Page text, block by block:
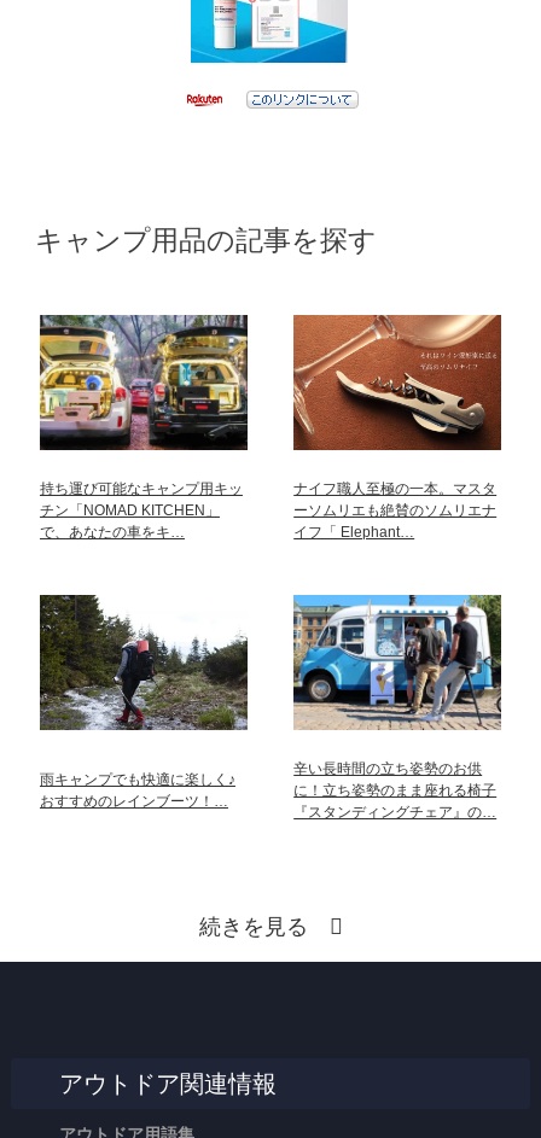
キャンプ用品の記事を探す
持ち運び可能なキャンプ用キッ
チン「NOMAD KITCHEN」
で、あなたの車をキ…
ナイフ職人至極の一本。マスタ
ーソムリエも絶賛のソムリエナ
イフ「 Elephant…
雨キャンプでも快適に楽しく♪
おすすめのレインブーツ！…
辛い長時間の立ち姿勢のお供
に！立ち姿勢のまま座れる椅子
『スタンディングチェア』の…
続きを見る
アウトドア関連情報
アウトドア用語集